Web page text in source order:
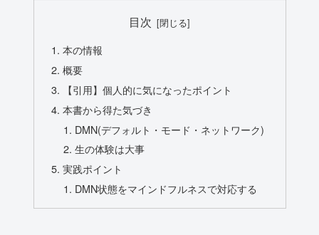
目次
本の情報
概要
【引用】個人的に気になったポイント
本書から得た気づき
DMN(デフォルト・モード・ネットワーク)
生の体験は大事
実践ポイント
DMN状態をマインドフルネスで対応する